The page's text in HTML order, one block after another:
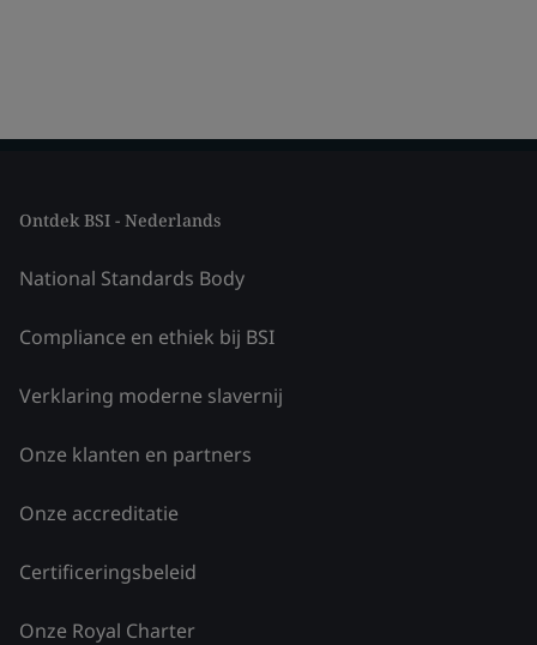
Ontdek BSI - Nederlands
National Standards Body
Compliance en ethiek bij BSI
Verklaring moderne slavernij
Onze klanten en partners
Onze accreditatie
Certificeringsbeleid
Onze Royal Charter